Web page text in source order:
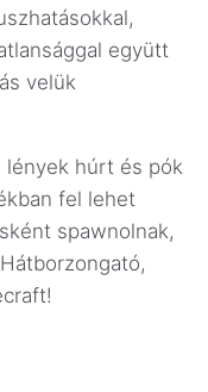
együtt
velük
lények húrt és pók
fel lehet
spawnolnak,